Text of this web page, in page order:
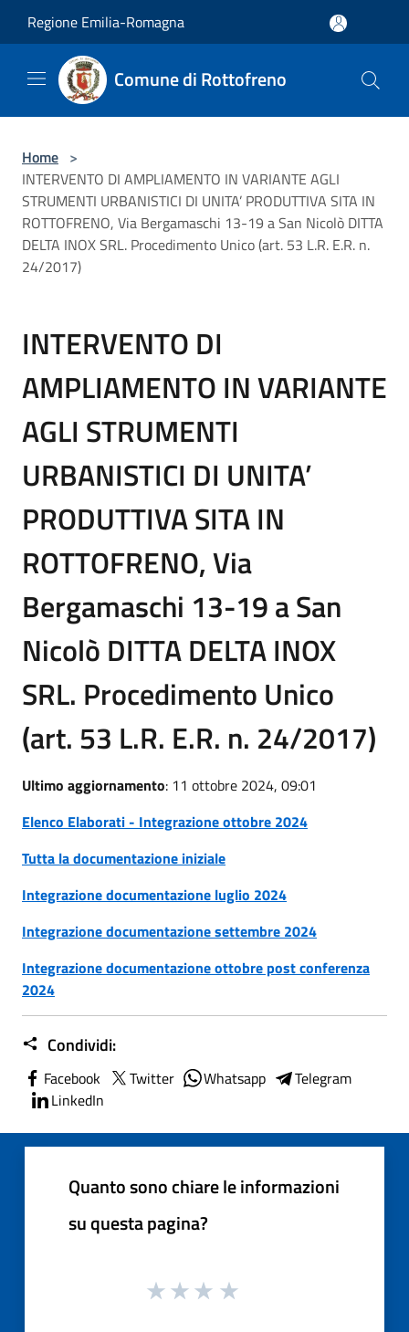
Regione Emilia-Romagna
Comune di Rottofreno
Home >
INTERVENTO DI AMPLIAMENTO IN VARIANTE AGLI
STRUMENTI URBANISTICI DI UNITA’ PRODUTTIVA SITA IN
ROTTOFRENO, Via Bergamaschi 13-19 a San Nicolò DITTA
DELTA INOX SRL. Procedimento Unico (art. 53 L.R. E.R. n.
24/2017)
INTERVENTO DI
AMPLIAMENTO IN VARIANTE
AGLI STRUMENTI
URBANISTICI DI UNITA’
PRODUTTIVA SITA IN
ROTTOFRENO, Via
Bergamaschi 13-19 a San
Nicolò DITTA DELTA INOX
SRL. Procedimento Unico
(art. 53 L.R. E.R. n. 24/2017)
Ultimo aggiornamento: 11 ottobre 2024, 09:01
Elenco Elaborati - Integrazione ottobre 2024
Tutta la documentazione iniziale
Integrazione documentazione luglio 2024
Integrazione documentazione settembre 2024
Integrazione documentazione ottobre post conferenza
2024
Condividi:
Facebook Twitter Whatsapp
Telegram
LinkedIn
Quanto sono chiare le informazioni
su questa pagina?